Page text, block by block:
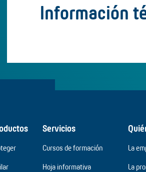
Información
Servicios
Cursos de formación
Hoja informativa
La
La